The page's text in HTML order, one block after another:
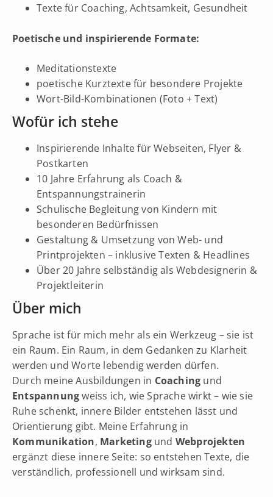
Texte für Coaching, Achtsamkeit, Gesundheit
Poetische und inspirierende Formate:
Meditationstexte
poetische Kurztexte für besondere Projekte
Wort-Bild-Kombinationen (Foto + Text)
Wofür ich stehe
Inspirierende Inhalte für Webseiten, Flyer &
Postkarten
10 Jahre Erfahrung als Coach &
Entspannungstrainerin
Schulische Begleitung von Kindern mit
besonderen Bedürfnissen
Gestaltung & Umsetzung von Web- und
Printprojekten – inklusive Texten & Headlines
Über 20 Jahre selbständig als Webdesignerin &
Projektleiterin
Über mich
Sprache ist für mich mehr als ein Werkzeug – sie ist
ein Raum. Ein Raum, in dem Gedanken zu Klarheit
werden und Worte lebendig werden dürfen.
Durch meine Ausbildungen in Coaching und
Entspannungweiss ich, wie Sprache wirkt – wie sie
Ruhe schenkt, innere Bilder entstehen lässt und
Orientierung gibt. Meine Erfahrung in
Kommunikation, Marketingund Webprojekten
ergänzt diese innere Seite: so entstehen Texte, die
verständlich, professionell und wirksam sind.